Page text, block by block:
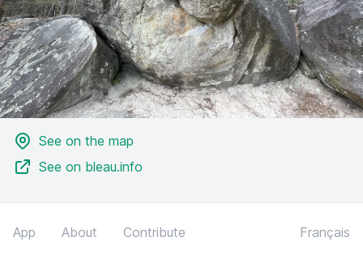
See on the map
See on bleau.info
App About Contribute Français